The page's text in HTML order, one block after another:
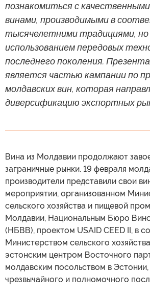
познакомиться с
винами, производимыми в
тысячелетними традициями, но
использованием передовых
последнего поколения.
является частью кампании по
молдавских вин, которая
диверсификацию экспортных
Вина из Молдавии продолжают
заграничные рынки. 19 февраля
производители представили свои
мероприятии, организованном
сельского хозяйства и пищевой
Молдавии, Национальным Бюро
(НБВВ), проектом USAID CEED II, в
Министерством сельского
эстонским центром Восточного
молдавским посольством в Эстонии,
чрезвычайного и полномочного